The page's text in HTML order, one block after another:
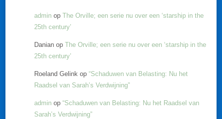
admin op The Orville; een serie nu over een ‘starship in the
25th century’
Danian op The Orville; een serie nu over een ‘starship in the
25th century’
Roeland Gelink op “Schaduwen van Belasting: Nu het
Raadsel van Sarah’s Verdwijning”
admin op “Schaduwen van Belasting: Nu het Raadsel van
Sarah’s Verdwijning”